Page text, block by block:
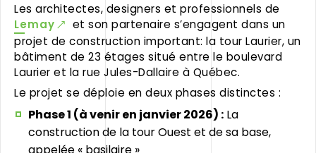
Les architectes, designers et professionnels de
Lemay
et son partenaire s’engagent dans un
projet de construction important: la tour Laurier, un
bâtiment de 23 étages situé entre le boulevard
Laurier et la rue Jules-Dallaire à Québec.
Le projet se déploie en deux phases distinctes :
Phase 1 (à venir en janvier 2026) : La
construction de la tour Ouest et de sa base,
appelée « basilaire »